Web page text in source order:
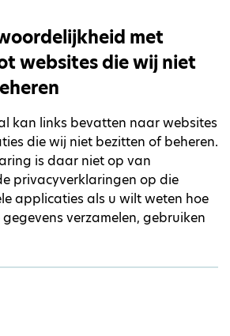
met
websites die wij niet
kan links bevatten naar websites
die wij niet bezitten of beheren.
is daar niet op van
privacyverklaringen op die
applicaties als u wilt weten hoe
verzamelen, gebruiken